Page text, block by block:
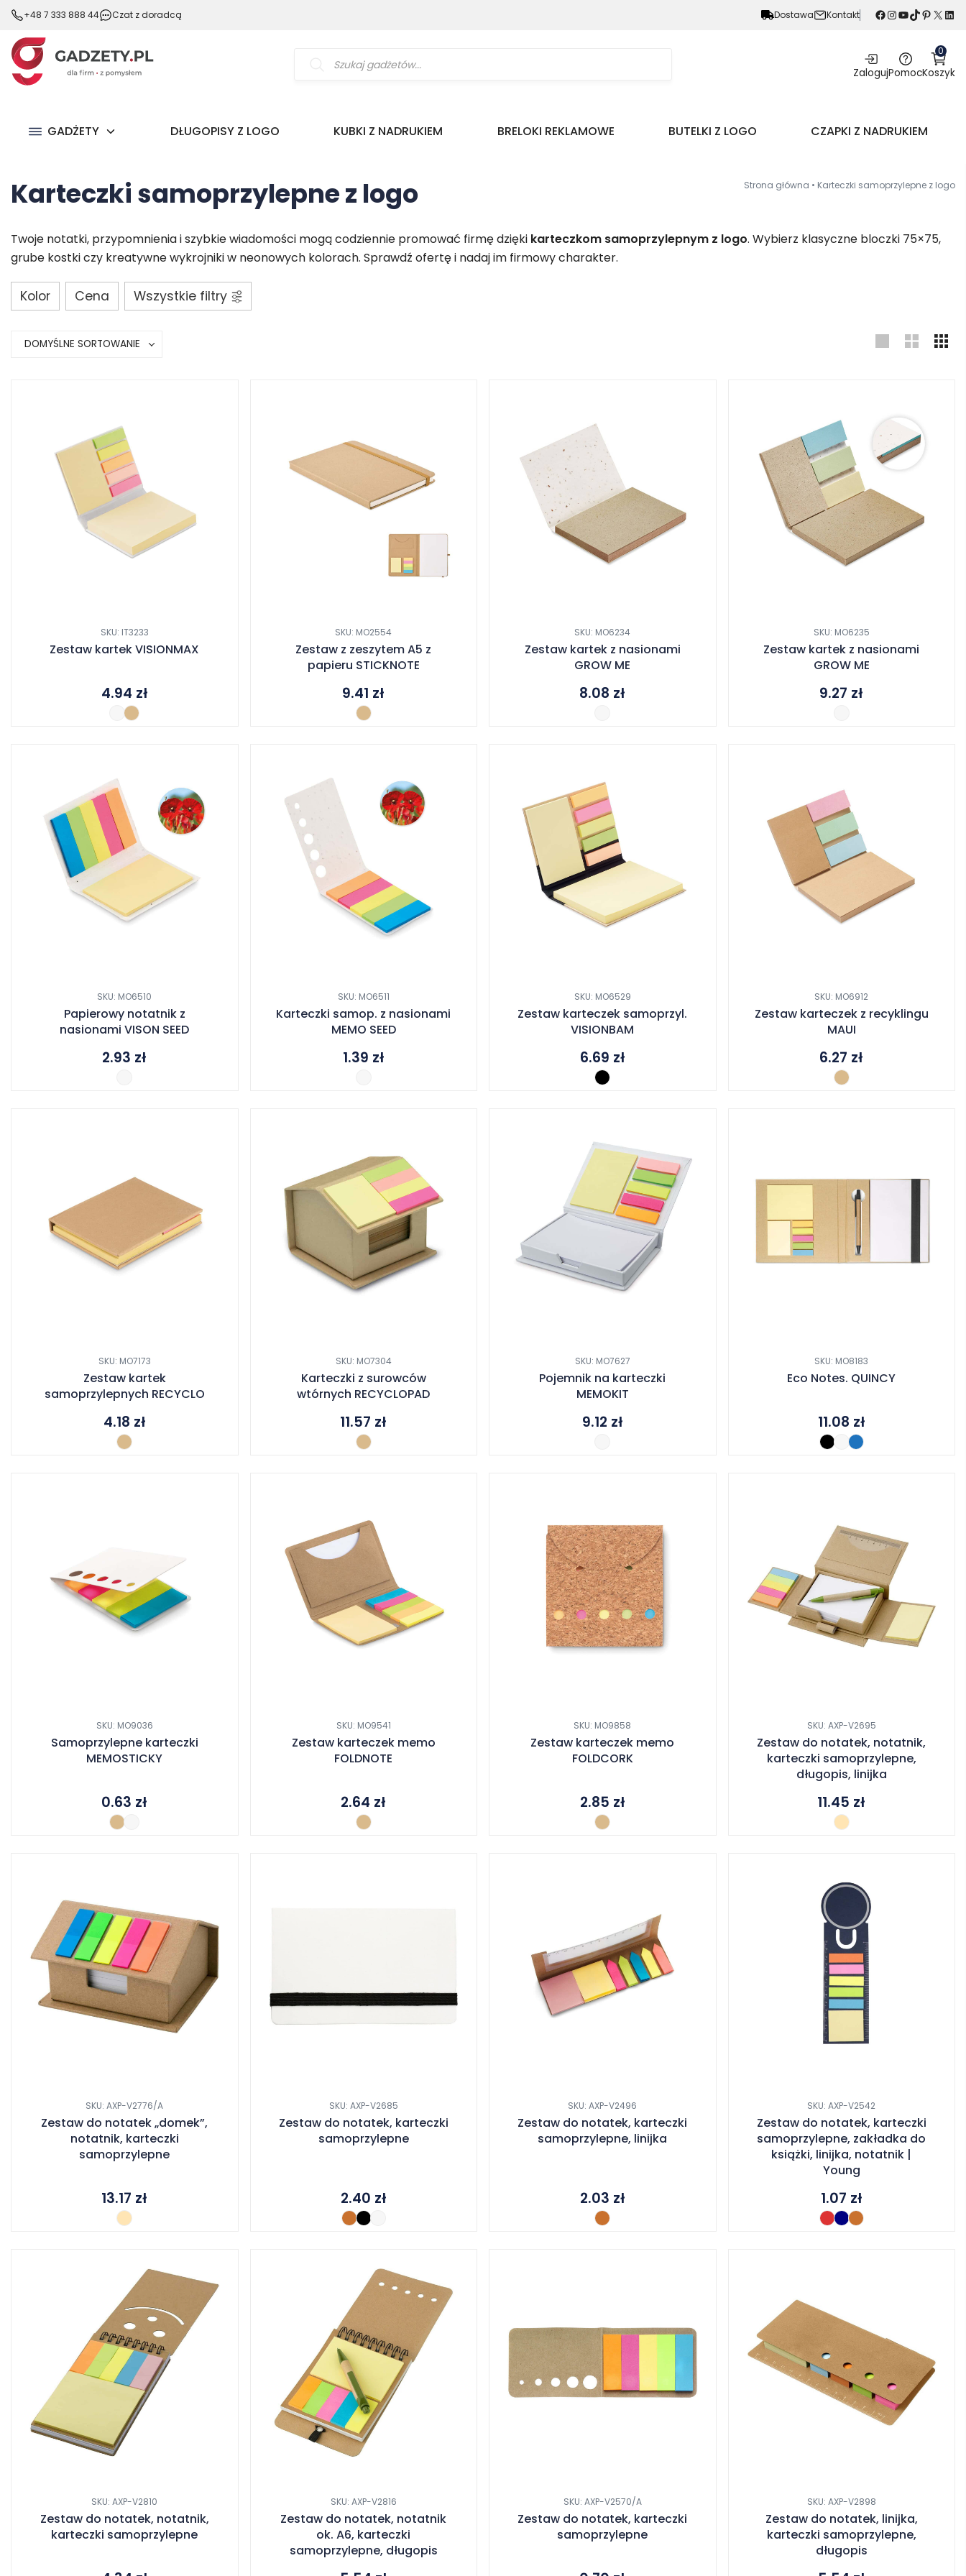
+48 7 333 888 44 Czat z doradcą Dostawa Kontakt Facebook InstagramYouTube TikTok Pinterest X LinkedIn
produktów ZalogujPomoc
0
Koszyk
GADŻETY DŁUGOPISY Z LOGO KUBKI Z NADRUKIEM BRELOKI REKLAMOWE BUTELKI Z LOGO CZAPKI Z NADRUKIEM
Strona główna • Karteczki samoprzylepne z logo
Karteczki samoprzylepne z logo
Twoje notatki, przypomnienia i szybkie wiadomości mogą codziennie promować firmę dzięki karteczkom samoprzylepnym z logo. Wybierz klasyczne bloczki 75×75,
grube kostki czy kreatywne wykrojniki w neonowych kolorach. Sprawdź ofertę i nadaj im firmowy charakter.
Kolor Cena Wszystkie filtry
DOMYŚLNE SORTOWANIE
SKU: IT3233
Zestaw kartek VISIONMAX
4.94 zł
SKU: MO2554
Zestaw z zeszytem A5 z
papieru STICKNOTE
9.41 zł
SKU: MO6234
Zestaw kartek z nasionami
GROW ME
8.08 zł
SKU: MO6235
Zestaw kartek z nasionami
GROW ME
9.27 zł
SKU: MO6510
Papierowy notatnik z
nasionami VISON SEED
2.93 zł
SKU: MO6511
Karteczki samop. z nasionami
MEMO SEED
1.39 zł
SKU: MO6529
Zestaw karteczek samoprzyl.
VISIONBAM
6.69 zł
SKU: MO6912
Zestaw karteczek z recyklingu
MAUI
6.27 zł
SKU: MO7173
Zestaw kartek
samoprzylepnych RECYCLO
4.18 zł
SKU: MO7304
Karteczki z surowców
wtórnych RECYCLOPAD
11.57 zł
SKU: MO7627
Pojemnik na karteczki
MEMOKIT
9.12 zł
SKU: MO8183
Eco Notes. QUINCY
11.08 zł
SKU: MO9036
Samoprzylepne karteczki
MEMOSTICKY
0.63 zł
SKU: MO9541
Zestaw karteczek memo
FOLDNOTE
2.64 zł
SKU: MO9858
Zestaw karteczek memo
FOLDCORK
2.85 zł
SKU: AXP-V2695
Zestaw do notatek, notatnik,
karteczki samoprzylepne,
długopis, linijka
11.45 zł
SKU: AXP-V2776/A
Zestaw do notatek „domek”,
notatnik, karteczki
samoprzylepne
13.17 zł
SKU: AXP-V2685
Zestaw do notatek, karteczki
samoprzylepne
2.40 zł
SKU: AXP-V2496
Zestaw do notatek, karteczki
samoprzylepne, linijka
2.03 zł
SKU: AXP-V2542
Zestaw do notatek, karteczki
samoprzylepne, zakładka do
książki, linijka, notatnik |
Young
1.07 zł
SKU: AXP-V2810
Zestaw do notatek, notatnik,
karteczki samoprzylepne
SKU: AXP-V2816
Zestaw do notatek, notatnik
ok. A6, karteczki
samoprzylepne, długopis
SKU: AXP-V2570/A
Zestaw do notatek, karteczki
samoprzylepne
SKU: AXP-V2898
Zestaw do notatek, linijka,
karteczki samoprzylepne,
długopis